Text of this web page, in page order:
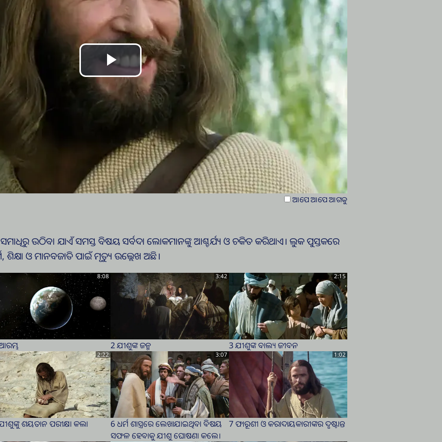
Play
Video
ଆପେ ଆପେ ଆଗକୁ
ସମାଧିରୁ ଉଠିବା ଯାଏଁ ସମସ୍ତ ବିଷୟ ସର୍ବଦା ଲୋକମାନଙ୍କୁ ଆଶ୍ଚର୍ଯ୍ୟ ଓ ଚକିତ କରିଥାଏ। ଲୁକ ପୁସ୍ତକରେ
ଶିକ୍ଷା ଓ ମାନବଜାତି ପାଇଁ ମୃତ୍ୟୁ ଉଲ୍ଲେଖ ଅଛି।
8:08 3:42
2 ଯୀଶୁଙ୍କ ଜନ୍ମ
2:15
3 ଯୀଶୁଙ୍କ ବାଲ୍ୟ ଜୀବନ
2:22
ଶୟତାନ ପରୀକ୍ଷା କଲା
3:07
6 ଧର୍ମ ଶାସ୍ତ୍ରରେ ଲେଖାଯାଇଥିବା ବିଷୟ
ସଫଳ ହେବାକୁ ଯୀଶୁ ଘୋଷଣା କଲେ।
1:02
7 ଫାରୂଶୀ ଓ କରାଦାୟକାରୀଙ୍କର ଦୃଷ୍ଟାନ୍ତ